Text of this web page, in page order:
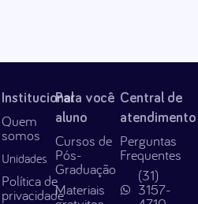
Institucional
Quem
somos
Unidades
Política de
privacidade
Para você
aluno
Cursos de
Pós-
Graduação
Materiais
Central de
atendimento
Perguntas
Frequentes
(31)
3157-